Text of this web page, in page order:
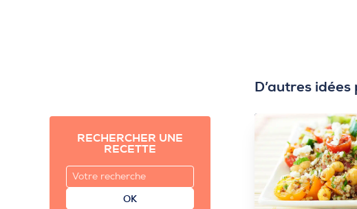
RECHERCHER UNE
RECETTE
OK
D’autres